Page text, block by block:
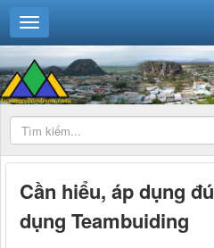
Cần hiểu, áp dụng
dụng Teambuiding